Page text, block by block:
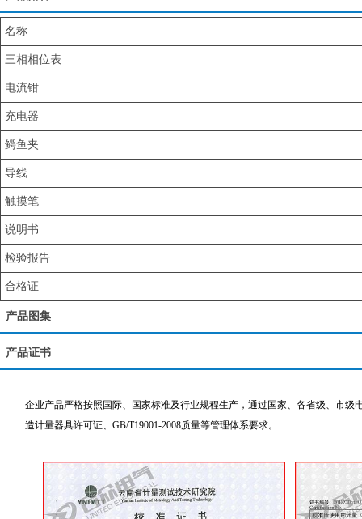
名称
三相相位表
电流钳
充电器
鳄鱼夹
导线
触摸笔
说明书
检验报告
合格证
产品图集
产品证书
企业产品严格按照国际、国家标准及行业规程生产，通过国家、各省级、市
造计量器具许可证、GB/T19001-2008质量等管理体系要求。